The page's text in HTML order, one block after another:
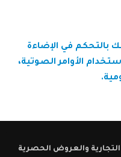
بالتحكم في الإضاءة
الأوامر الصوتية،